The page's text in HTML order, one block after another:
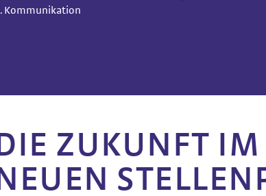
Kommunikation
DIE ZUKUNFT
NEUEN